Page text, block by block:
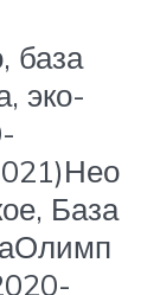
база
эко-
База